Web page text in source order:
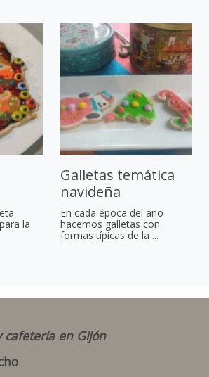
la
Galletas temática
navideña
En cada época del año
hacemos galletas con
formas típicas de la ...
cafetería en Gijón